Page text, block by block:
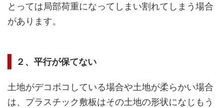
とっては局部荷重になってしまい割れてしまう場合
があります。
２、平行が保てない
土地がデコボコしている場合や土地が柔らかい場合
は、プラスチック敷板はその土地の形状になじもう